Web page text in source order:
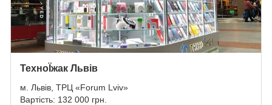
ТехноЇжак Львів
м. Львів, ТРЦ «Forum Lviv»
Вартість: 132 000 грн.